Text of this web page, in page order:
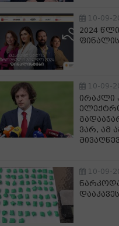
10-09-
2024
10-09-
ირაკლი
ვარ, ამ
10-09-